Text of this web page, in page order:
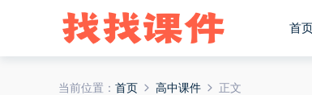
首页
当前位置： 首页 高中课件 正文